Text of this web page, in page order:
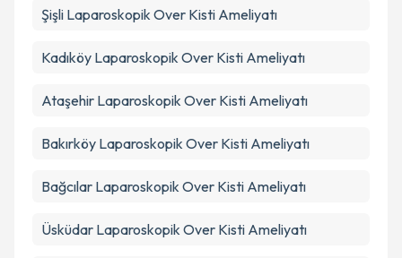
Şişli Laparoskopik Over Kisti Ameliyatı
Kadıköy Laparoskopik Over Kisti Ameliyatı
Ataşehir Laparoskopik Over Kisti Ameliyatı
Bakırköy Laparoskopik Over Kisti Ameliyatı
Bağcılar Laparoskopik Over Kisti Ameliyatı
Üsküdar Laparoskopik Over Kisti Ameliyatı